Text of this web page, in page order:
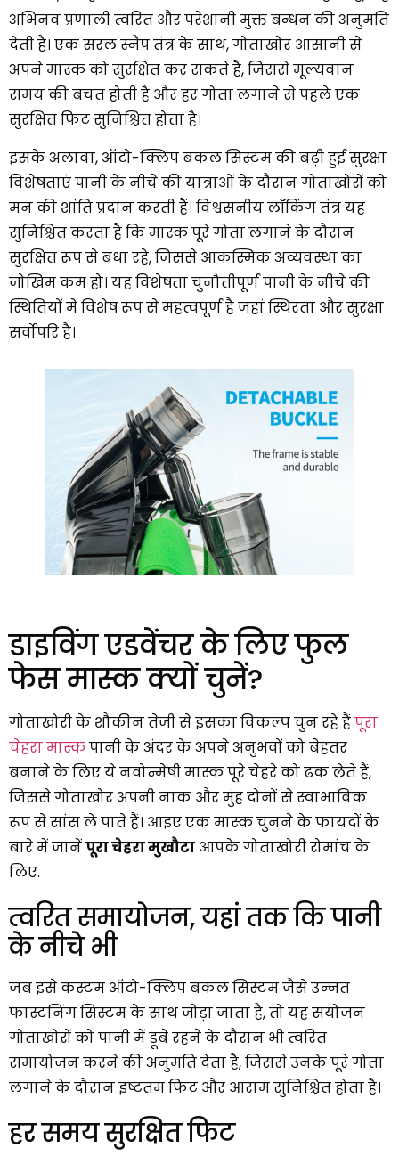
अभिनव प्रणाली त्वरित और परेशानी मुक्त बन्धन की अनुमति
देती है। एक सरल स्नैप तंत्र के साथ, गोताखोर आसानी से
अपने मास्क को सुरक्षित कर सकते हैं, जिससे मूल्यवान
समय की बचत होती है और हर गोता लगाने से पहले एक
सुरक्षित फिट सुनिश्चित होता है।
इसके अलावा, ऑटो-क्लिप बकल सिस्टम की बढ़ी हुई सुरक्षा
विशेषताएं पानी के नीचे की यात्राओं के दौरान गोताखोरों को
मन की शांति प्रदान करती हैं। विश्वसनीय लॉकिंग तंत्र यह
सुनिश्चित करता है कि मास्क पूरे गोता लगाने के दौरान
सुरक्षित रूप से बंधा रहे, जिससे आकस्मिक अव्यवस्था का
जोखिम कम हो। यह विशेषता चुनौतीपूर्ण पानी के नीचे की
स्थितियों में विशेष रूप से महत्वपूर्ण है जहां स्थिरता और सुरक्षा
सर्वोपरि है।
डाइविंग एडवेंचर के लिए फुल
फेस मास्क क्यों चुनें?
गोताखोरी के शौकीन तेजी से इसका विकल्प चुन रहे हैंपूरा
चेहरा मास्कपानी के अंदर के अपने अनुभवों को बेहतर
बनाने के लिए ये नवोन्मेषी मास्क पूरे चेहरे को ढक लेते हैं,
जिससे गोताखोर अपनी नाक और मुंह दोनों से स्वाभाविक
रूप से सांस ले पाते हैं। आइए एक मास्क चुनने के फायदों के
बारे में जानेंपूरा चेहरा मुखौटा आपके गोताखोरी रोमांच के
लिए.
त्वरित समायोजन, यहां तक कि पानी
के नीचे भी
जब इसे कस्टम ऑटो-क्लिप बकल सिस्टम जैसे उन्नत
फास्टनिंग सिस्टम के साथ जोड़ा जाता है, तो यह संयोजन
गोताखोरों को पानी में डूबे रहने के दौरान भी त्वरित
समायोजन करने की अनुमति देता है, जिससे उनके पूरे गोता
लगाने के दौरान इष्टतम फिट और आराम सुनिश्चित होता है।
हर समय सुरक्षित फिट